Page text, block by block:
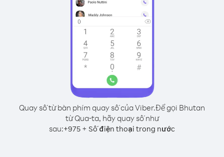
Quay số từ bàn phím quay số của Viber.Để gọi Bhutan
từ Qua-ta, hãy quay số như
sau:+975 + Số điện thoại trong nước